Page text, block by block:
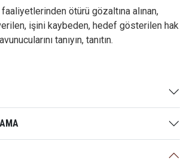
ötürü gözaltına alınan,
işini kaybeden, hedef gösterilen hak
tanıyın, tanıtın.